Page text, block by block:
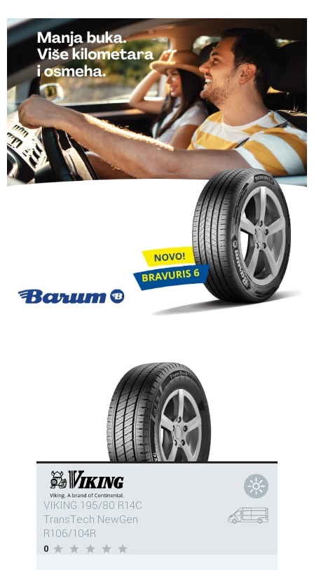
VIKING 195/80 R14C
TransTech NewGen
R106/104R
0